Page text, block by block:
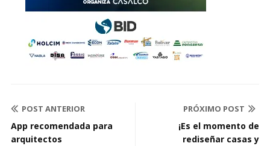
POST ANTERIOR
App recomendada para
arquitectos
PRÓXIMO POST
¡Es el momento de
rediseñar casas y